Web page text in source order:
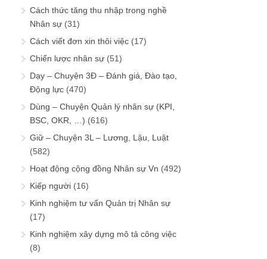
Cách thức tăng thu nhập trong nghề
Nhân sự (31)
Cách viết đơn xin thôi việc (17)
Chiến lược nhân sự (51)
Dạy – Chuyện 3Đ – Đánh giá, Đào tạo,
Động lực (470)
Dùng – Chuyện Quản lý nhân sự (KPI,
BSC, OKR, …) (616)
Giữ – Chuyện 3L – Lương, Lậu, Luật
(582)
Hoạt động cộng đồng Nhân sự Vn (492)
Kiếp người (16)
Kinh nghiệm tư vấn Quản trị Nhân sự
(17)
Kinh nghiệm xây dựng mô tả công việc
(8)